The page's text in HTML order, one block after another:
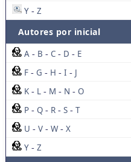
Y - Z
Autores por inicial
A - B - C - D - E
F - G - H - I - J
K - L - M - N - O
P - Q - R - S - T
U - V - W - X
Y - Z